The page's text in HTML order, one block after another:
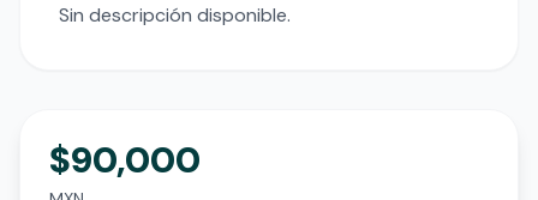
Sin descripción disponible.
$90,000